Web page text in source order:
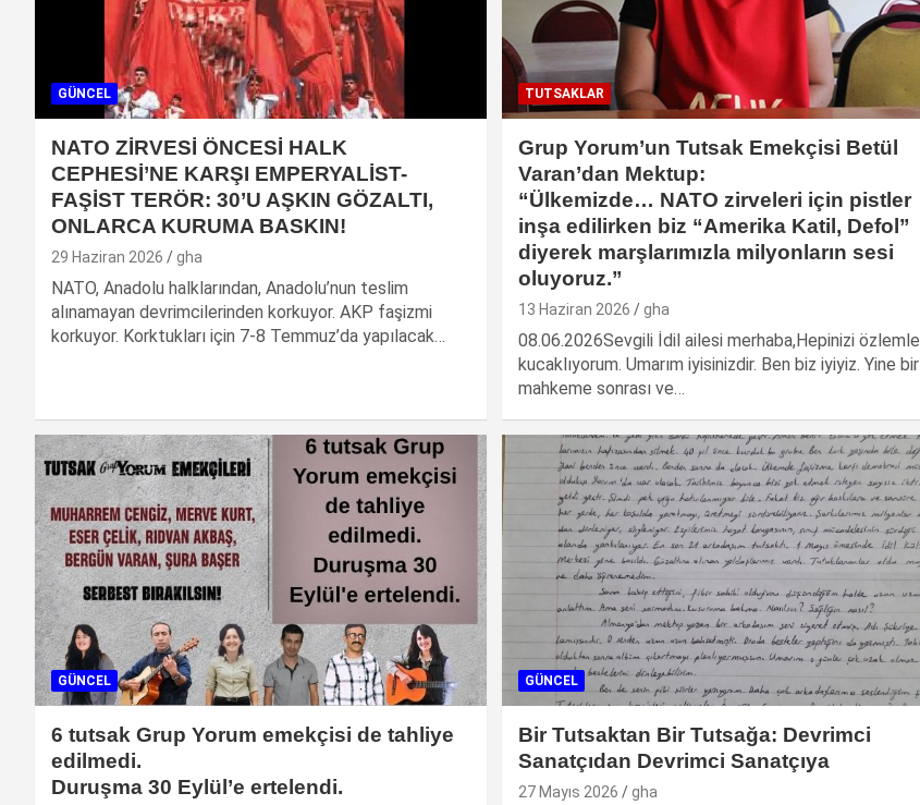
GÜNCEL
NATO ZİRVESİ ÖNCESİ HALK
CEPHESİ’NE KARŞI EMPERYALİST-
FAŞİST TERÖR: 30’U AŞKIN GÖZALTI,
ONLARCA KURUMA BASKIN!
29 Haziran 2026 gha
NATO, Anadolu halklarından, Anadolu’nun teslim
alınamayan devrimcilerinden korkuyor. AKP faşizmi
korkuyor. Korktukları için 7-8 Temmuz’da yapılacak…
TUTSAKLAR
Grup Yorum’un Tutsak Emekçisi Betül
Varan’dan Mektup:
“Ülkemizde… NATO zirveleri için pistler
inşa edilirken biz “Amerika Katil, Defol”
diyerek marşlarımızla milyonların sesi
oluyoruz.”
13 Haziran 2026 gha
08.06.2026Sevgili İdil ailesi merhaba,Hepinizi özlemle
kucaklıyorum. Umarım iyisinizdir. Ben biz iyiyiz. Yine bir
mahkeme sonrası ve…
GÜNCEL
6 tutsak Grup Yorum emekçisi de tahliye
edilmedi.
Duruşma 30 Eylül’e ertelendi.
GÜNCEL
Bir Tutsaktan Bir Tutsağa: Devrimci
Sanatçıdan Devrimci Sanatçıya
27 Mayıs 2026 gha